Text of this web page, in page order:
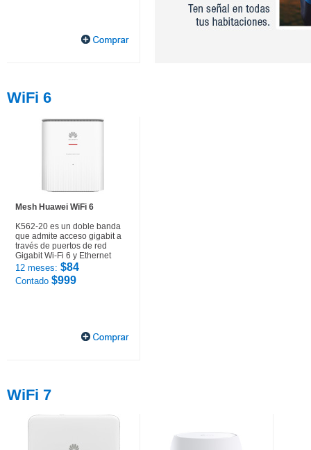
WiFi 6
Mesh Huawei WiFi 6
K562-20 es un doble banda
que admite acceso gigabit a
través de puertos de red
Gigabit Wi-Fi 6 y Ethernet
12 meses: $84
Contado $999
WiFi 7